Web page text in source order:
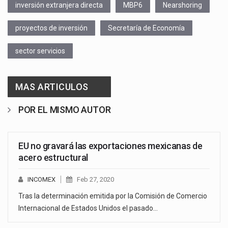
inversión extranjera directa MBP6 Nearshoring
proyectos de inversión Secretaría de Economía
sector servicios
MAS ARTICULOS
POR EL MISMO AUTOR
EU no gravará las exportaciones mexicanas de
acero estructural
INCOMEX Feb 27, 2020
Tras la determinación emitida por la Comisión de Comercio
Internacional de Estados Unidos el pasado…